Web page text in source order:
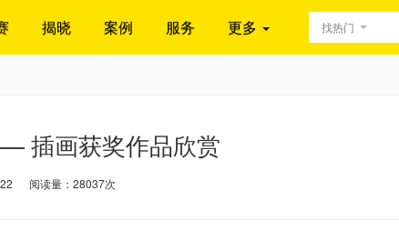
揭晓 案例 服务 更多 找热门
插画获奖作品欣赏
阅读量：28037次